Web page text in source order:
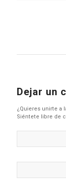
Dejar un
¿Quieres unirte a
Siéntete libre de